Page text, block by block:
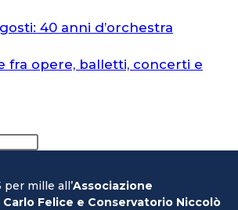
40 anni d’orchestra
fra opere, balletti, concerti e
per mille all’Associazione
Carlo Felice e Conservatorio Niccolò